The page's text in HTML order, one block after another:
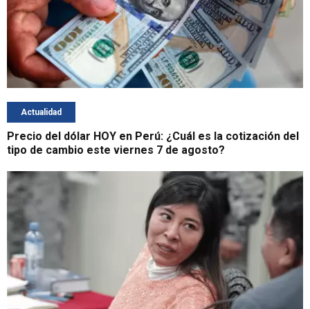
Actualidad
Precio del dólar HOY en Perú: ¿Cuál es la cotización del
tipo de cambio este viernes 7 de agosto?